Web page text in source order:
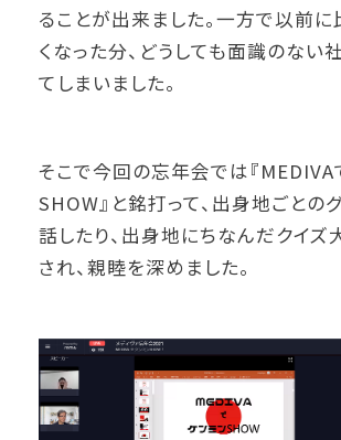
ることが出来ました。一方で以前
くなった分、どうしても面識のない
てしまいました。
そこで今回の忘年会では『MEDIVA
SHOW』と銘打って、出身地ごとの
話したり、出身地にちなんだクイズ
され、親睦を深めました。